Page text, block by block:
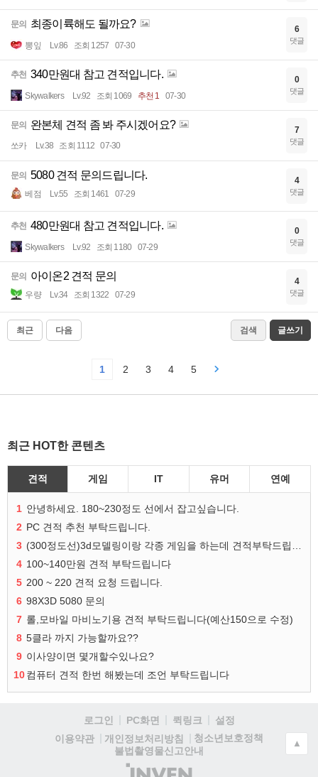
문의 최종이륙해도 될까요?
뽕잎 Lv.86 조회 1257 07-30
6
댓글
추천 340만원대 참고 견적입니다.
Skywalkers Lv.92 조회 1069 추천 1 07-30
0
댓글
문의 완본체 견적 좀 봐 주시겠어요?
쏘카 Lv.38 조회 1112 07-30
7
댓글
문의 5080 견적 문의드립니다.
베점 Lv.55 조회 1461 07-29
4
댓글
추천 480만원대 참고 견적입니다.
Skywalkers Lv.92 조회 1180 07-29
0
댓글
문의 아이온2 견적 문의
우량 Lv.34 조회 1322 07-29
4
댓글
최근 다음 검색 글쓰기
1 2 3 4 5
최근 HOT한 콘텐츠
견적 게임 IT 유머 연예
1 안녕하세요. 180~230정도 선에서 잡고싶습니다.
2 PC 견적 추천 부탁드립니다.
3
4 100~140만원 견적 부탁드립니다
5 200 ~ 220 견적 요청 드립니다.
6 98X3D 5080 문의
7 롤,모바일 마비노기용 견적 부탁드립니다(예산150으로 수정)
8 5클라 까지 가능할까요??
9 이사양이면 몇개할수있나요?
10컴퓨터 견적 한번 해봤는데 조언 부탁드립니다
로그인 PC화면 퀵링크
설정
이용약관
개인정보처리방침
청소년보호정책
불법촬영물신고안내
(주)
▲